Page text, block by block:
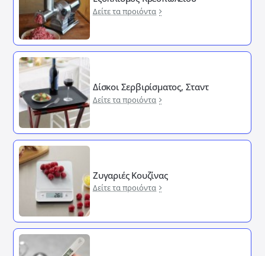
Δείτε τα προιόντα
Δίσκοι Σερβιρίσματος, Σταντ
Δείτε τα προιόντα
Ζυγαριές Κουζίνας
Δείτε τα προιόντα